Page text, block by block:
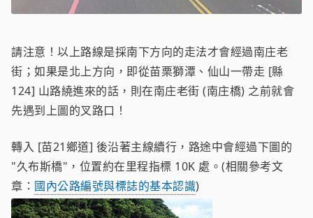
請注意！以上路線是採南下方向的走法才會經過南庄老
街；如果是北上方向，即從苗栗獅潭、仙山一帶走 [縣
124] 山路繞進來的話，則在南庄老街 (南庄橋) 之前就會
先遇到上圖的叉路口！
轉入 [苗21鄉道] 後沿著主線續行，路途中會經過下圖的
"久布斯橋"，位置約在里程指標 10K 處。(相關參考文
章： 國內公路編號與標誌的基本認識)